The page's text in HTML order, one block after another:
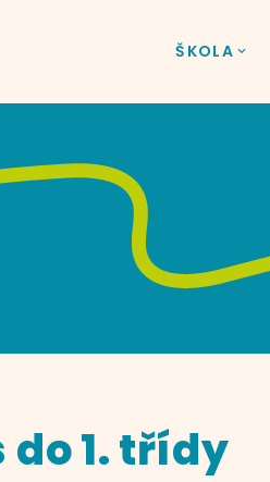
ŠKOLA
do 1. třídy